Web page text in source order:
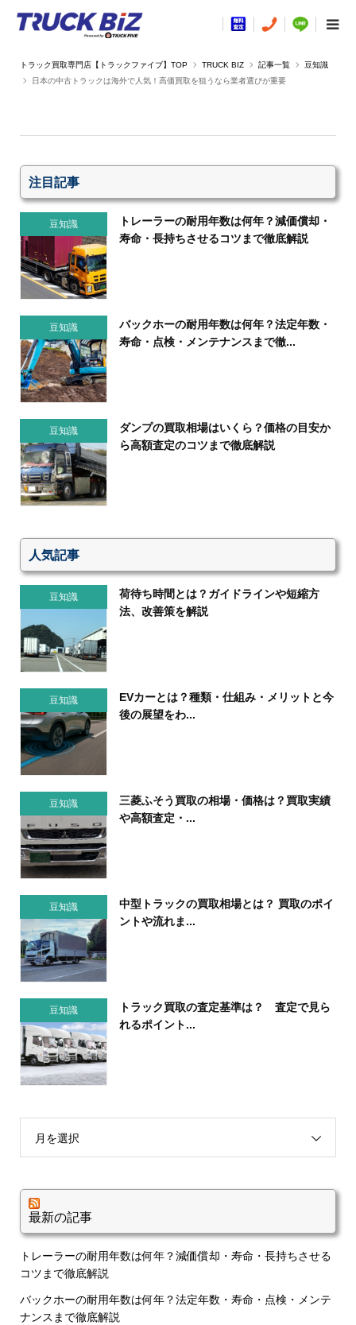
TRUCK BIZ 記事一覧
豆知識
日本の中古トラックは海外で人気！高価買取を狙うなら業者選びが重要
注目記事
豆知識
トレーラーの耐用年数は何年？減価償却・
寿命・長持ちさせるコツまで徹底解説
豆知識
バックホーの耐用年数は何年？法定年数・
寿命・点検・メンテナンスまで徹...
豆知識
ダンプの買取相場はいくら？価格の目安か
ら高額査定のコツまで徹底解説
人気記事
豆知識
荷待ち時間とは？ガイドラインや短縮方
法、改善策を解説
豆知識
EVカーとは？種類・仕組み・メリットと今
後の展望をわ...
豆知識
三菱ふそう買取の相場・価格は？買取実績
や高額査定・...
豆知識
中型トラックの買取相場とは？ 買取のポイ
ントや流れま...
豆知識
トラック買取の査定基準は？ 査定で見ら
れるポイント...
月を選択
最新の記事
トレーラーの耐用年数は何年？減価償却・寿命・長持ちさせる
コツまで徹底解説
バックホーの耐用年数は何年？法定年数・寿命・点検・メンテ
ナンスまで徹底解説